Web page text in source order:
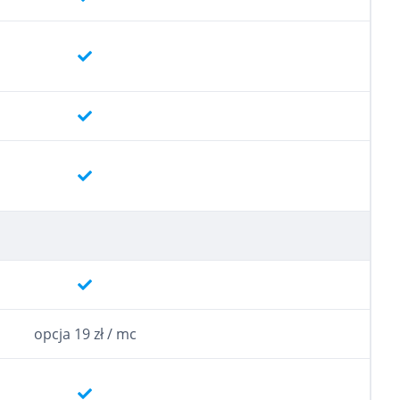
opcja 19 zł / mc